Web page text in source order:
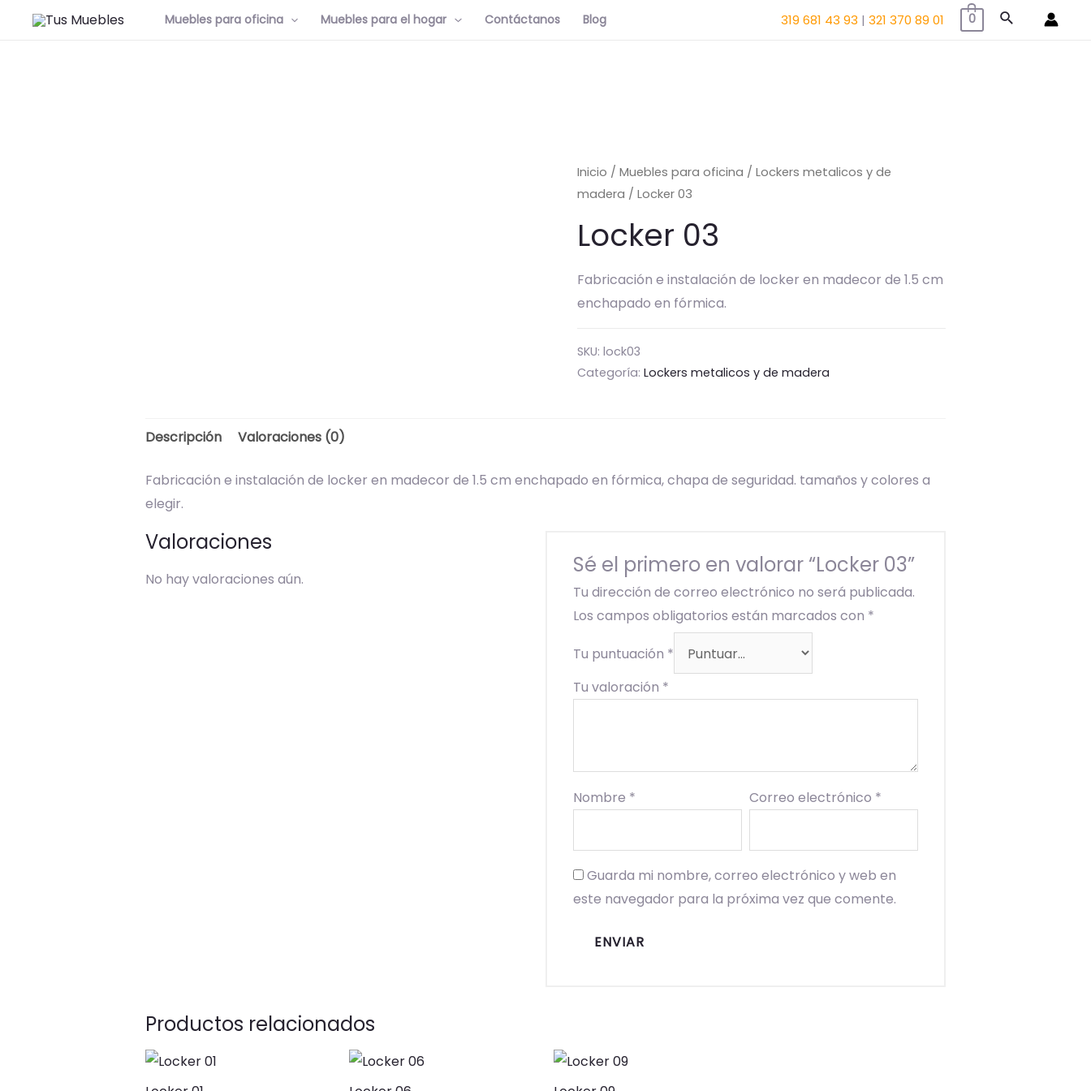
Muebles para oficina Muebles para el hogar Contáctanos Blog 319 681 43 93 | 321 370 89 01 0 Buscar
Inicio /Muebles para oficina /Lockers metalicos y de
madera / Locker 03
Locker 03
Fabricación e instalación de locker en madecor de 1.5 cm
enchapado en fórmica.
SKU:lock03
Categoría:Lockers metalicos y de madera
Descripción Valoraciones (0)
Fabricación e instalación de locker en madecor de 1.5 cm enchapado en fórmica, chapa de seguridad. tamaños y colores a
elegir.
Valoraciones
No hay valoraciones aún.
Sé el primero en valorar “Locker 03”
Tu dirección de correo electrónico no será publicada.
Los campos obligatorios están marcados con *
Tu puntuación *
Tu valoración *
Nombre * Correo electrónico *
Guarda mi nombre, correo electrónico y web en
este navegador para la próxima vez que comente.
Productos relacionados